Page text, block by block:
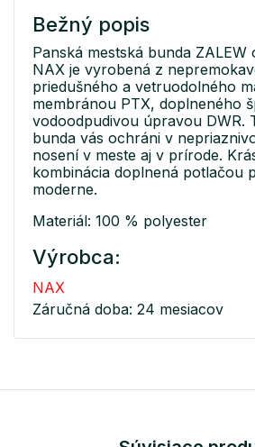
Bežný popis
Panská mestská bunda ZALEW
NAX je vyrobená z
priedušného a vetruodolného
membránou PTX, doplneného
vodoodpudivou úpravou DWR.
bunda vás ochráni v
nosení v meste aj v prírode.
kombinácia doplnená potlačou
moderne.
Materiál: 100 % polyester
Výrobca:
NAX
Záručná doba: 24 mesiacov